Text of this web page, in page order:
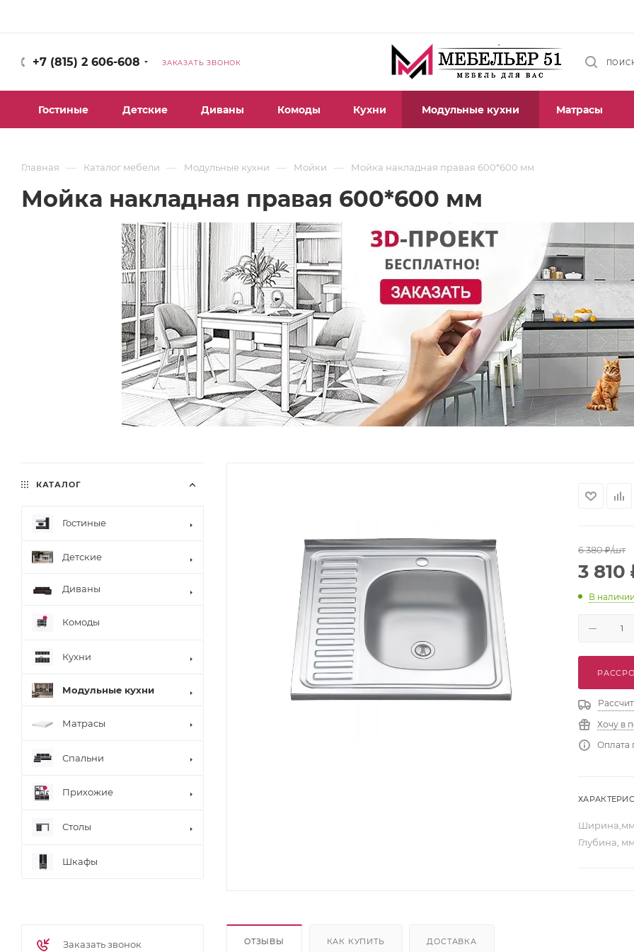
+7 (815) 2 606-608 ЗАКАЗАТЬ ЗВОНОК
Гостиные Детские Диваны Комоды Кухни Модульные кухни Матрасы
Главная — Каталог мебели — Модульные кухни — Мойки — Мойка накладная правая 600*600 мм
Мойка накладная правая 600*600 мм
6 380₽/шт
3 810
В наличии
Хочу в
Оплата
Ширина,мм
Глубина, мм
ОТЗЫВЫ КАК КУПИТЬ ДОСТАВКА
КАТАЛОГ
Гостиные
Детские
Диваны
Комоды
Кухни
Модульные кухни
Матрасы
Спальни
Прихожие
Столы
Шкафы
Заказать звонок